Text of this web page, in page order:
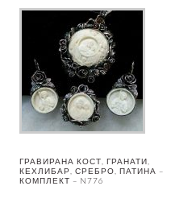
ГРАВИРАНА КОСТ, ГРАНАТИ,
КЕХЛИБАР, СРЕБРО, ПАТИНА –
КОМПЛЕКТ – N776